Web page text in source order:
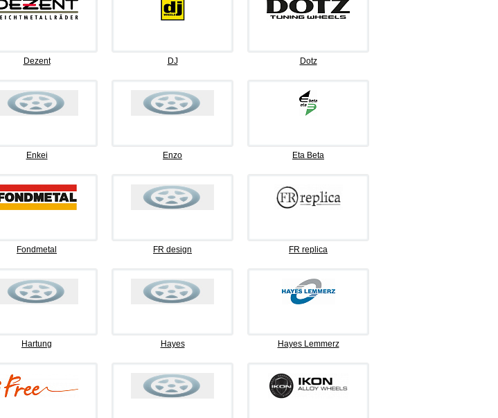
Dezent DJ Dotz
Enkei Enzo Eta Beta
Fondmetal FR design FR replica
Hartung Hayes Hayes Lemmerz